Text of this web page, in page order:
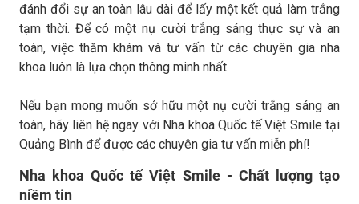
đánh đổi sự an toàn lâu dài để lấy một kết quả làm trắng
tạm thời. Để có một nụ cười trắng sáng thực sự và an
toàn, việc thăm khám và tư vấn từ các chuyên gia nha
khoa luôn là lựa chọn thông minh nhất.
Nếu bạn mong muốn sở hữu một nụ cười trắng sáng an
toàn, hãy liên hệ ngay với Nha khoa Quốc tế Việt Smile tại
Quảng Bình để được các chuyên gia tư vấn miễn phí!
Nha khoa Quốc tế Việt Smile - Chất lượng tạo
niềm tin